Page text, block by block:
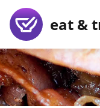
eat &